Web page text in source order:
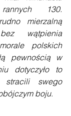
130.
mierzalną
wątpienia
polskich
pewnością w
dotyczyło to
stracili swego
boju.